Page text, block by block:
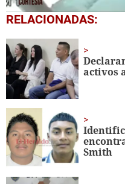
0
seconds
52
seconds
RELACIONADAS:
activos
Smith